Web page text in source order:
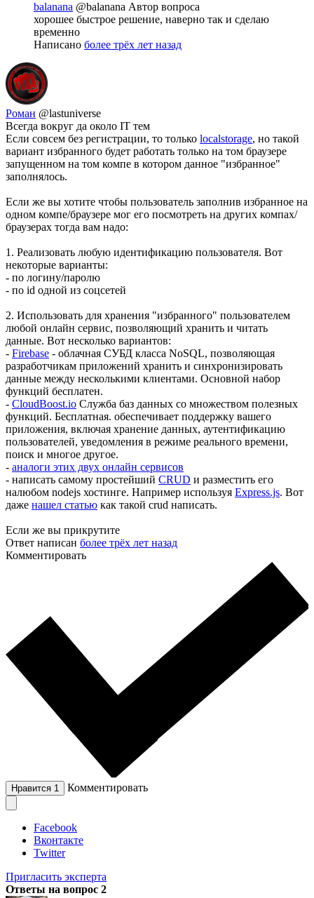
balanana @balanana Автор вопроса
хорошее быстрое решение, наверно так и сделаю
временно
Написано более трёх лет назад
Роман @lastuniverse
Всегда вокруг да около IT тем
Если совсем без регистрации, то только localstorage, но такой
вариант избранного будет работать только на том браузере
запущенном на том компе в котором данное "избранное"
заполнялось.
Если же вы хотите чтобы пользователь заполнив избранное на
одном компе/браузере мог его посмотреть на других компах/
браузерах тогда вам надо:
1. Реализовать любую идентификацию пользователя. Вот
некоторые варианты:
- по логину/паролю
- по id одной из соцсетей
2. Использовать для хранения "избранного" пользователем
любой онлайн сервис, позволяющий хранить и читать
данные. Вот несколько вариантов:
- Firebase - облачная СУБД класса NoSQL, позволяющая
разработчикам приложений хранить и синхронизировать
данные между несколькими клиентами. Основной набор
функций бесплатен.
- CloudBoost.io Служба баз данных со множеством полезных
функций. Бесплатная. обеспечивает поддержку вашего
приложения, включая хранение данных, аутентификацию
пользователей, уведомления в режиме реального времени,
поиск и многое другое.
- аналоги этих двух онлайн сервисов
- написать самому простейший CRUD и разместить его
налюбом nodejs хостинге. Например используя Express.js. Вот
даже нашел статью как такой crud написать.
Если же вы прикрутите
Ответ написан более трёх лет назад
Комментировать
Нравится 1 Комментировать
Facebook
Вконтакте
Twitter
Пригласить эксперта
Ответы на вопрос 2